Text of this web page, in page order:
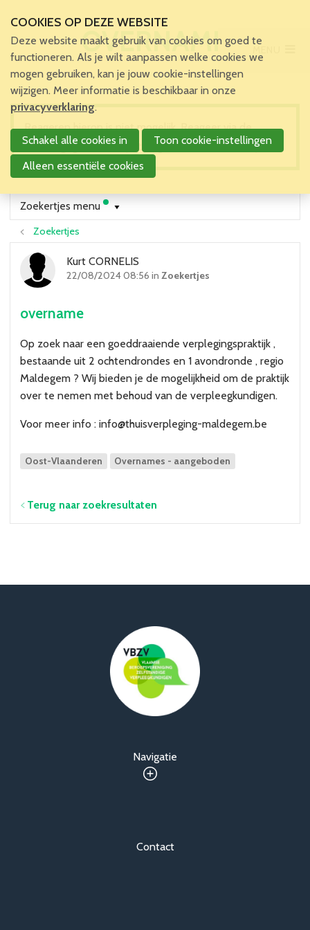
OVERNAME
Reageren hierop is niet mogelijk. Reageer via de
contactgegevens die je terugvindt in het zoekertje.
Zoekertjes menu
Zoekertjes
Kurt CORNELIS
22/08/2024 08:56 inZoekertjes
overname
Op zoek naar een goeddraaiende verplegingspraktijk ,
bestaande uit 2 ochtendrondes en 1 avondronde , regio
Maldegem ? Wij bieden je de mogelijkheid om de praktijk
over te nemen met behoud van de verpleegkundigen.
Voor meer info : info@thuisverpleging-maldegem.be
Oost-Vlaanderen Overnames - aangeboden
Terug naar zoekresultaten
Navigatie
Contact
Main Menu
Home
Voor patiënten en zorgverleners
Verpleegkundigen
VBZV Helpcenter
Nieuws
Zoekertjes
Navormingen
Lid worden
Account
COOKIES OP DEZE WEBSITE
Deze website maakt gebruik van cookies om goed te
functioneren. Als je wilt aanpassen welke cookies we
mogen gebruiken, kan je jouw cookie-instellingen
wijzigen. Meer informatie is beschikbaar in onze
privacyverklaring.
Schakel alle cookies in
Toon cookie-instellingen
Alleen essentiële cookies